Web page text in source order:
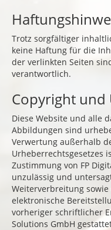
Trotz sorgfältiger
keine Haftung für die
der verlinkten Seiten
verantwortlich.
Copyright und
Diese Website und alle
Abbildungen sind
Verwertung außerhalb
Urheberrechtsgesetzes
Zustimmung von FP
unzulässig und
Weiterverbreitung
elektronische
vorheriger schriftlicher
Solutions GmbH